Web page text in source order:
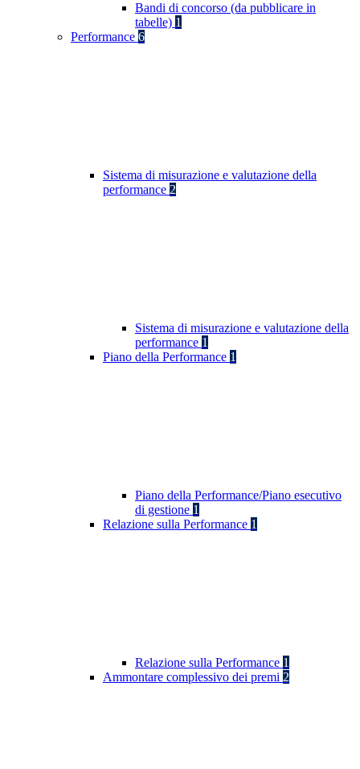
Bandi di concorso (da pubblicare in
tabelle) 1
Performance 6
Sistema di misurazione e valutazione della
performance 2
Sistema di misurazione e valutazione della
performance 1
Piano della Performance 1
Piano della Performance/Piano esecutivo
di gestione 1
Relazione sulla Performance 1
Relazione sulla Performance 1
Ammontare complessivo dei premi 2